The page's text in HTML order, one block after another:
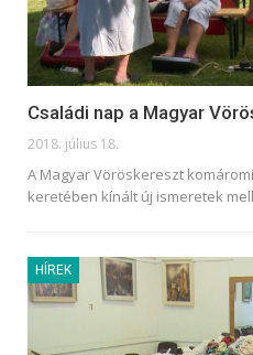
Családi nap a Magyar
2018. július 18.
A Magyar Vöröskereszt
keretében kínált új ismeretek
HÍREK